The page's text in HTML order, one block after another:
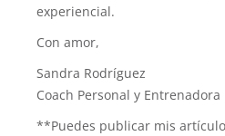
experiencial.
Con amor,
Sandra Rodríguez
Coach Personal y Entrenadora
**Puedes publicar mis